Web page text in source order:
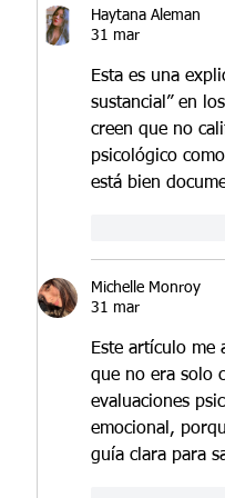
Haytana Aleman
31 mar
Esta es una
sustancial” en
creen que no
psicológico
está bien
Michelle Monroy
31 mar
Este artículo me
que no era solo
evaluaciones
emocional,
guía clara para